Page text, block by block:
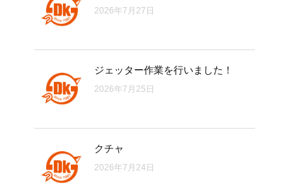
2026年7月27日
ジェッター作業を行いました！
2026年7月25日
クチャ
2026年7月24日